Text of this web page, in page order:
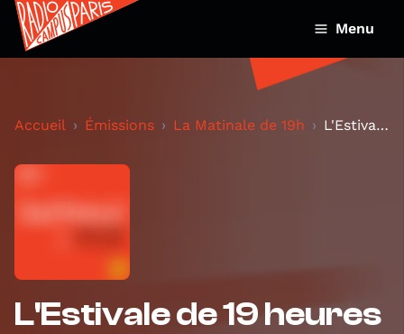
Menu
Accueil Émissions La Matinale de 19h L'Estivale de 19 heures - Clay & Friends, & Cinéma...
L'Estivale de 19 heures